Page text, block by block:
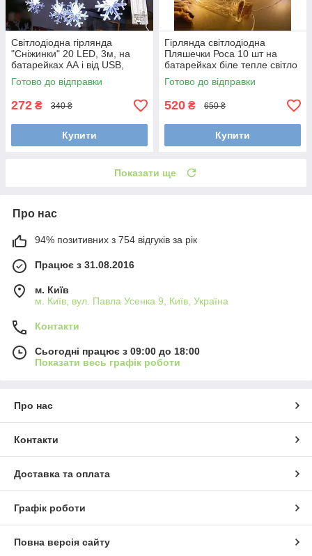
Світлодіодна гірлянда
"Сніжинки" 20 LED, 3м, на
батарейках АА і від USB,
Білий
Готово до відправки
272 ₴ 340 ₴
Купити
Гірлянда світлодіодна
Пляшечки Роса 10 шт на
батарейках біле тепле світло
Готово до відправки
520 ₴ 650 ₴
Купити
Показати ще
Про нас
94% позитивних з 754 відгуків за рік
Працює з 31.08.2016
м. Київ
м. Київ, вул. Павла Усенка 9, Київ, Україна
Контакти
Сьогодні працює з 09:00 до 18:00
Показати весь графік роботи
Про нас
Контакти
Доставка та оплата
Графік роботи
Повна версія сайту